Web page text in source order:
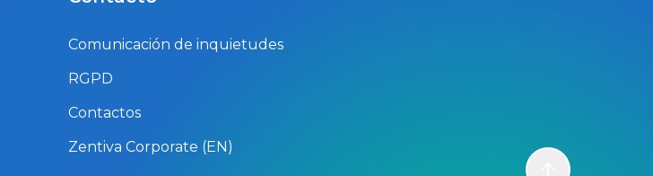
Comunicación de inquietudes
RGPD
Contactos
Zentiva Corporate (EN)